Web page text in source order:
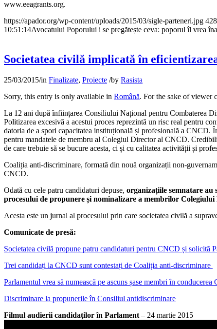
www.eeagrants.org.
https://apador.org/wp-content/uploads/2015/03/sigle-parteneri.jpg 428
10:51:14Avocatului Poporului i se pregătește ceva: poporul îl vrea
Societatea civilă implicată în
25/03/2015/in Finalizate, Proiecte /by Rasista
Sorry, this entry is only available in Română. For the sake of viewer
La 12 ani după înființarea Consiliului Național pentru Combaterea
Politizarea excesivă a acestui proces reprezintă un risc real pentru
datoria de a spori capacitatea instituțională și profesională a CNCD.
pentru mandatele de membru al Colegiul Director al CNCD.
de care trebuie să se bucure acesta, ci și cu calitatea activității și
Coaliția anti-discriminare, formată din nouă organizații non-
CNCD.
Odată cu cele patru candidaturi depuse, organizațiile semnatare
procesului de propunere și nominalizare a membrilor
Acesta este un jurnal al procesului prin care societatea civilă a
Comunicate de presă:
Societatea civilă propune patru candidaturi pentru CNCD și solicită
Trei candidați la CNCD sunt contestați de Coaliția anti-discriminare
Parlamentul vrea să numească pe ascuns șase membri în conducerea
Discriminare la propunerile în Consiliul antidiscriminare
Filmul audierii candidaților în Parlament – 24 martie 2015